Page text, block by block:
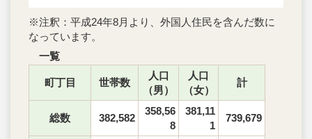
※注釈：平成24年8月より、外国人住民を含んだ数に
なっています。
一覧
町丁目 世帯数
人口
（男）
人口
（女）
計
総数 382,582
358,56
8
381,11
1
739,679